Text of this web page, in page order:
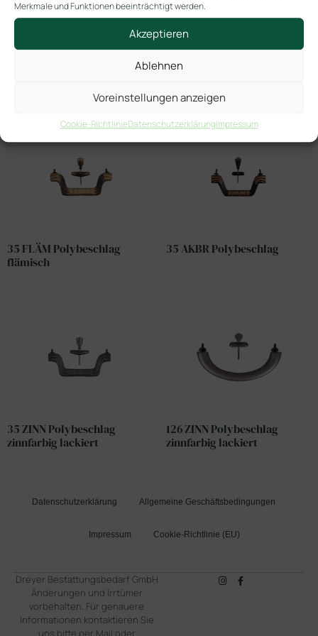
Merkmale und Funktionen beeinträchtigt werden.
Akzeptieren
Ablehnen
Voreinstellungen anzeigen
Cookie-RichtlinieDatenschutzerklärungImpressum
Ähnliche Produkte
35 FLÄM Polybeschlag
flämisch
35 AKBR Polybeschlag
35 ZINN Polybeschlag
zinnfarbig lackiert
126 ZINN Polybeschlag
zinnfarbig lackiert
Datenschutzerklärung Allgemeine Geschäftsbedingungen
Impressum Cookie-Richtlinie (EU)
Dreyer Bestattungsbedarf GmbH
Änderungen und Irrtümer
vorbehalten. Für genauere
Informationen kontaktieren Sie
uns bitte per Mail oder